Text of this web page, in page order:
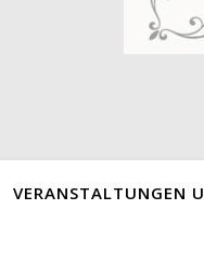
VERANSTALTUNGEN